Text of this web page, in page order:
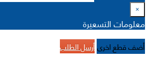
×
معلومات التسعيرة
أضف قطع اخرىأرسل الطلب